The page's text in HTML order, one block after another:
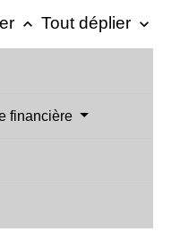
keyboard_arrow_up Tout déplier keyboard_arrow_down
financière